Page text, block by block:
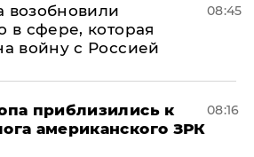
в сфере, которая
войну с Россией
08:45
приблизились к
американского ЗРК
08:16